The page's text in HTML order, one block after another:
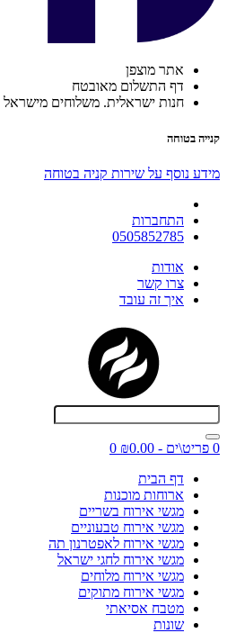
אתר מוצפן
דף התשלום מאובטח
חנות ישראלית. משלוחים מישראל
קנייה בטוחה
מידע נוסף על שירות קניה בטוחה
התחברות
0505852785
אודות
צרו קשר
איך זה עובד
0 פריט\ים - ₪0.00
0
דף הבית
ארוחות מוכנות
מגשי אירוח בשריים
מגשי אירוח טבעוניים
מגשי אירוח לאפטרנון תה
מגשי אירוח לחגי ישראל
מגשי אירוח מלוחים
מגשי אירוח מתוקים
מטבח אסיאתי
שונות